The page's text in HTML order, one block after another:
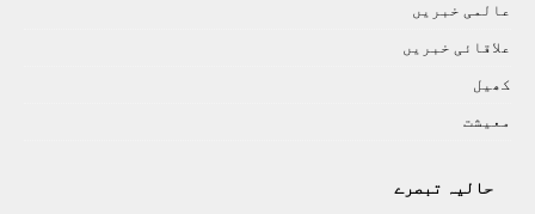
عالمی خبريں
علاقائی خبريں
کھيل
معيشت
حالیہ تبصرے